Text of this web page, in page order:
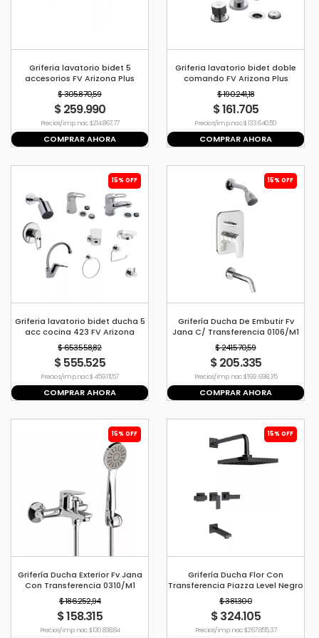
Griferia lavatorio bidet 5
accesorios FV Arizona Plus
$ 305.870,59
$ 259.990
Precio s/imp. nac. $ 214.867,77
COMPRAR AHORA
Griferia lavatorio bidet doble
comando FV Arizona Plus
$ 190.241,18
$ 161.705
Precio s/imp. nac. $ 133.640,50
COMPRAR AHORA
15% OFF
Griferia lavatorio bidet ducha 5
acc cocina 423 FV Arizona
$ 653.558,82
$ 555.525
Precio s/imp. nac. $ 459.111,57
COMPRAR AHORA
15% OFF
Grifería Ducha De Embutir Fv
Jana C/ Transferencia 0106/M1
$ 241.570,59
$ 205.335
Precio s/imp. nac. $ 169.698,35
COMPRAR AHORA
15% OFF
Grifería Ducha Exterior Fv Jana
Con Transferencia 0310/M1
$ 186.252,94
$ 158.315
Precio s/imp. nac. $ 130.838,84
15% OFF
Grifería Ducha Flor Con
Transferencia Piazza Level Negro
$ 381.300
$ 324.105
Precio s/imp. nac. $ 267.855,37